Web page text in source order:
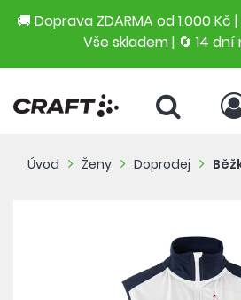
🚚 Doprava ZDARMA od 1.000
Vše skladem | 🔄 14
Úvod Ženy Doprodej